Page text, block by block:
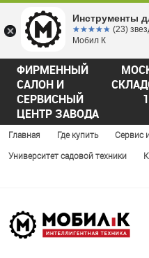
ФИРМЕННЫЙ
САЛОН И
СЕРВИСНЫЙ
ЦЕНТР ЗАВОДА
Главная Где купить Сервис
Университет садовой техники
Инструменты
☆☆☆☆☆
★★★★★ (23)
Мобил К